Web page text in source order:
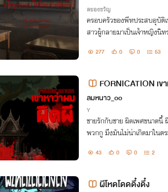
สยองขวัญ
ครอบครัวของพีทประสบอุบัติ
สาวผู้กลายมาเป็นเจ้าหญิงนิ
277 0 0 53
FORNICATION เ
ลมหนาว_oo
Y
ชายรักกับชาย ผิดเพศขนาดนี้
พวกกู มึงมันไม่น่าเกิดมาในตร
43 0 0 2
ผีโหดโดดดึ๋งดึ๋ง